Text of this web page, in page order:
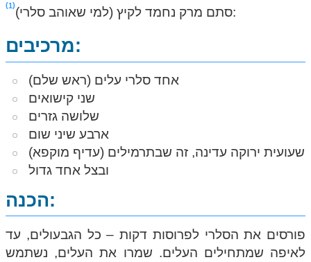
סתם מרק נחמד לקיץ (למי שאוהב סלרי)
1
:
מרכיבים:
אחד סלרי עלים (ראש שלם)
שני קישואים
שלושה גזרים
ארבע שיני שום
שעועית ירוקה עדינה, זה שבתרמילים (עדיף מוקפא)
ובצל אחד גדול
הכנה:
פורסים את הסלרי לפרוסות דקות – כל הגבעולים, עד
לאיפה שמתחילים העלים. שמרו את העלים, נשתמש